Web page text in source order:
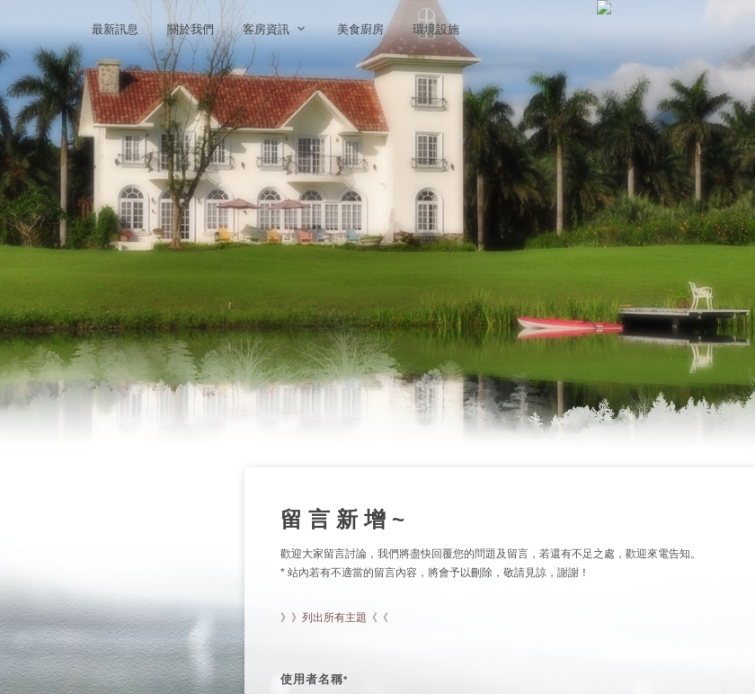
最新訊息 關於我們 客房資訊 美食廚房 環境設施
留 言 新 增 ~
歡迎大家留言討論，我們將盡快回覆您的問題及留言，若還有不足之處，歡迎來電告知。
* 站內若有不適當的留言內容，將會予以刪除，敬請見諒，謝謝！
》》列出所有主題《《
使用者名稱*